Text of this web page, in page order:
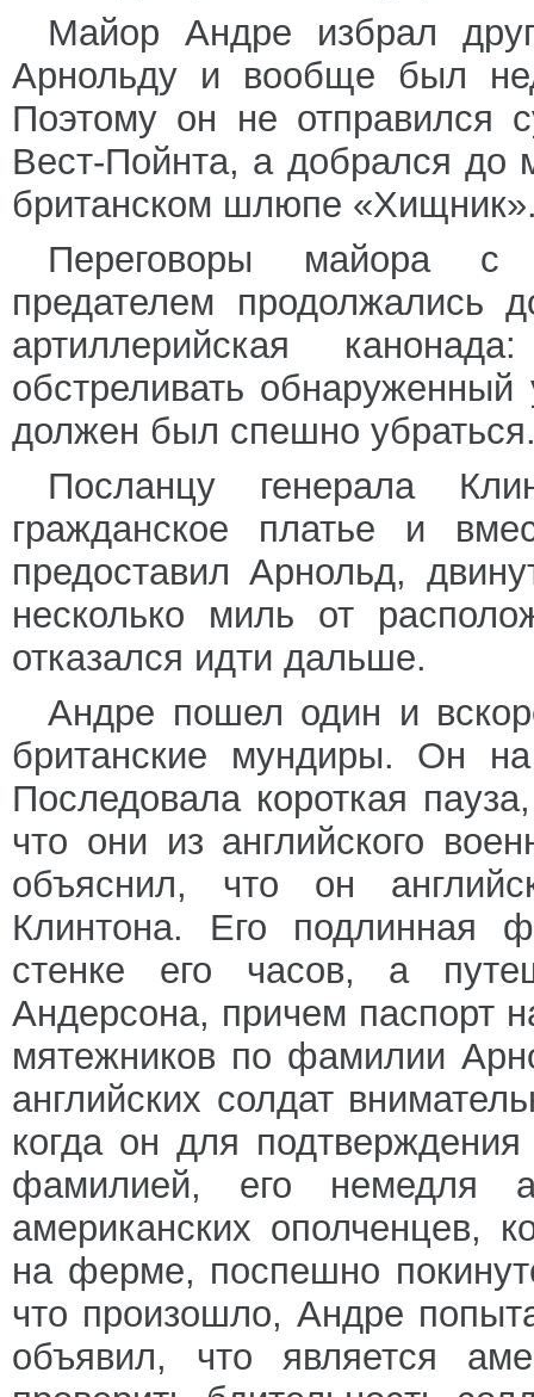
Майор Андре избрал
Арнольду и вообще был
Поэтому он не отправился
Вест-Пойнта, а добрался до
британском шлюпе
Переговоры майора с
предателем продолжались
артиллерийская
обстреливать обнаруженный
должен был спешно
Посланцу генерала
гражданское платье и
предоставил Арнольд,
несколько миль от
отказался идти дальше.
Андре пошел один и
британские мундиры. Он
Последовала короткая
что они из английского
объяснил, что он
Клинтона. Его подлинная
стенке его часов, а
Андерсона, причем паспорт
мятежников по фамилии
английских солдат
когда он для
фамилией, его немедля
американских ополченцев,
на ферме, поспешно
что произошло, Андре
объявил, что является